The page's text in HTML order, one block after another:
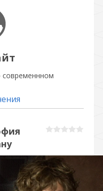
современнном